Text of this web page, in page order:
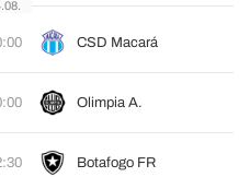
CSD Macará
Olimpia A.
Botafogo FR